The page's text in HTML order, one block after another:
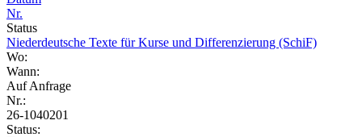
Nr.
Status
Niederdeutsche Texte für Kurse und Differenzierung (SchiF)
Wo:
Wann:
Auf Anfrage
Nr.:
26-1040201
Status: